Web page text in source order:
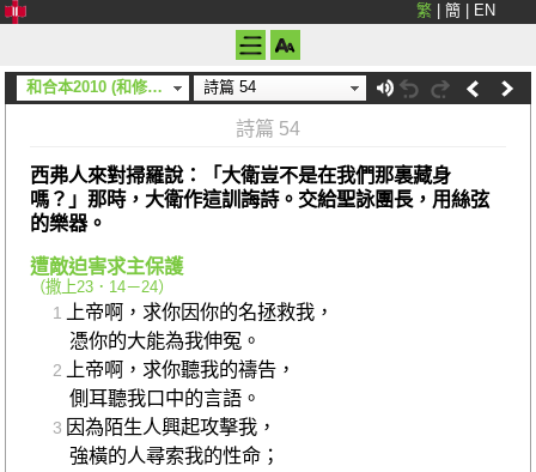
繁 簡 EN
和合本2010 (和修) (上帝) 詩篇 54
詩篇 54
西弗人來對掃羅說：「大衛豈不是在我們那裏藏身
嗎？」那時，大衛作這訓誨詩。交給聖詠團長，用絲弦
的樂器。
遭敵迫害求主保護
（撒上23．14－24）
1
上帝啊，求你因你的名拯救我，
憑你的大能為我伸冤。
2
上帝啊，求你聽我的禱告，
側耳聽我口中的言語。
3 因為陌生人興起攻擊我，
強橫的人尋索我的性命；